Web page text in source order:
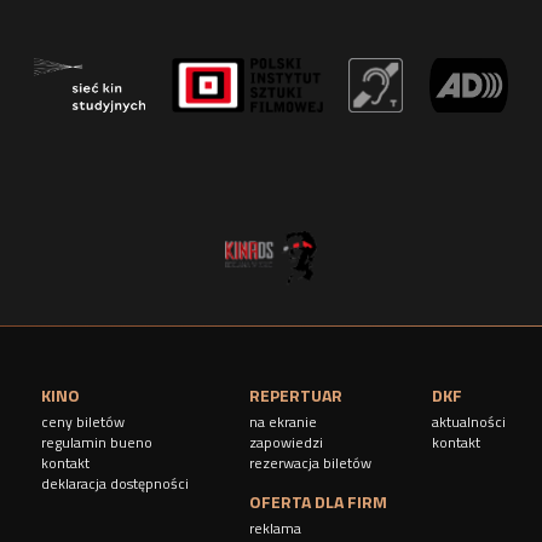
KINO
ceny biletów
regulamin bueno
kontakt
deklaracja dostępności
REPERTUAR
na ekranie
zapowiedzi
rezerwacja biletów
DKF
aktualności
kontakt
OFERTA DLA FIRM
reklama